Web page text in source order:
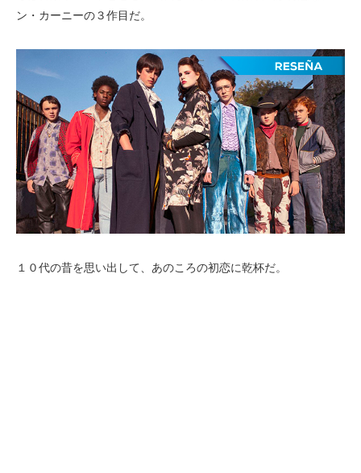
ン・カーニーの３作目だ。
１０代の昔を思い出して、あのころの初恋に乾杯だ。